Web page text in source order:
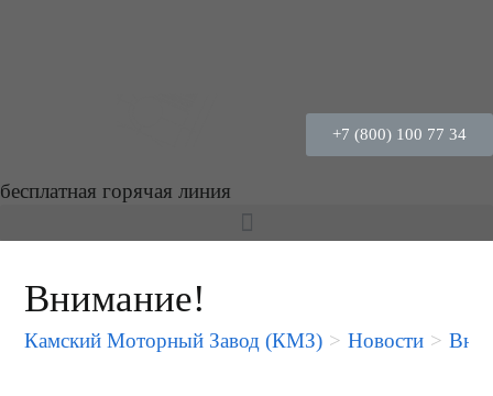
+7 (800) 100 77 34
бесплатная горячая линия
Внимание!
Камский Моторный Завод (КМЗ) > Новости >